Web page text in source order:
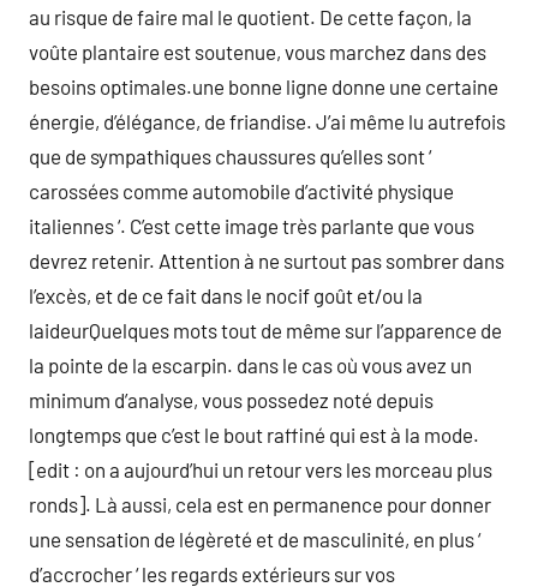
au risque de faire mal le quotient. De cette façon, la
voûte plantaire est soutenue, vous marchez dans des
besoins optimales.une bonne ligne donne une certaine
énergie, d’élégance, de friandise. J’ai même lu autrefois
que de sympathiques chaussures qu’elles sont ‘
carossées comme automobile d’activité physique
italiennes ‘. C’est cette image très parlante que vous
devrez retenir. Attention à ne surtout pas sombrer dans
l’excès, et de ce fait dans le nocif goût et/ou la
laideurQuelques mots tout de même sur l’apparence de
la pointe de la escarpin. dans le cas où vous avez un
minimum d’analyse, vous possedez noté depuis
longtemps que c’est le bout raffiné qui est à la mode.
[edit : on a aujourd’hui un retour vers les morceau plus
ronds]. Là aussi, cela est en permanence pour donner
une sensation de légèreté et de masculinité, en plus ‘
d’accrocher ‘ les regards extérieurs sur vos